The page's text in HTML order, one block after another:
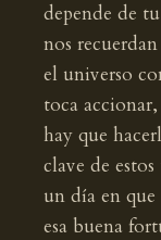
depende de
nos
el universo
toca
hay que
clave de
un día en
esa buena